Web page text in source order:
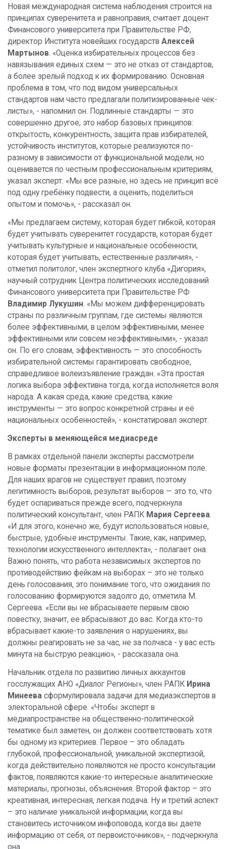
Новая международная система наблюдения строится на
принципах суверенитета и равноправия, считает доцент
Финансового университета при Правительстве РФ,
директор Института новейших государств Алексей
Мартынов. «Оценка избирательных процессов без
навязывания единых схем — это не отказ от стандартов,
а более зрелый подход к их формированию. Основная
проблема в том, что под видом универсальных
стандартов нам часто предлагали политизированные чек-
листы», - напомнил он. Подлинные стандарты — это
совершенно другое, это набор базовых принципов:
открытость, конкурентность, защита прав избирателей,
устойчивость институтов, которые реализуются по-
разному в зависимости от функциональной модели, но
оценивается по честным профессиональным критериям,
указал эксперт. «Мы все разные, но здесь не принцип всё
под одну гребёнку подвести, а оценить, поделиться
опытом и помочь», - рассказал он.
«Мы предлагаем систему, которая будет гибкой, которая
будет учитывать суверенитет государств, которая будет
учитывать культурные и национальные особенности,
которая будет учитывать, естественные различия», -
отметил политолог, член экспертного клуба «Дигория»,
научный сотрудник Центра политических исследований
Финансового университета при Правительстве РФ
Владимир Лукушин. «Мы можем дифференцировать
страны по различным группам, где системы являются
более эффективными, в целом эффективными, менее
эффективными или совсем неэффективными», - указал
он. По его словам, эффективность — это способность
избирательной системы гарантировать свободное,
справедливое волеизъявление граждан. «Эта простая
логика выбора эффективна тогда, когда исполняется воля
народа. А какая среда, какие средства, какие
инструменты — это вопрос конкретной страны и её
национальных особенностей», - констатировал эксперт.
Эксперты в меняющейся медиасреде
В рамках отдельной панели эксперты рассмотрели
новые форматы презентации в информационном поле.
Для наших врагов не существует правил, поэтому
легитимность выборов, результат выборов — это то, что
будет оспариваться прежде всего, подчеркнула
политический консультант, член РАПК Мария Сергеева.
«И для этого, конечно же, будут использоваться новые,
быстрые, удобные инструменты. Такие, как, например,
технологии искусственного интеллекта», - полагает она.
Важно понять, что работа независимых экспертов по
противодействию фейкам на выборах – это не только
день голосования, это понимание того, что ожидания по
голосованию формируются задолго до, отметила М.
Сергеева. «Если вы не вбрасываете первым свою
повестку, значит, ее вбрасывают до вас. Когда кто-то
вбрасывает какие-то заявления о нарушениях, вы
должны реагировать не за час, не за полчаса - у вас есть
минута на быструю реакцию», - рассказала она.
Начальник отдела по развитию личных аккаунтов
госслужащих АНО «Диалог Регионы», член РАПК Ирина
Минеева сформулировала задачи для медиаэкспертов в
электоральной сфере. «Чтобы эксперт в
медиапространстве на общественно-политической
тематике был заметен, он должен соответствовать хотя
бы одному из критериев. Первое – это обладать
глубокой, профессиональной, уникальной экспертизой,
когда действительно появляются не просто консультации
фактов, появляются какие-то интересные аналитические
материалы, прогнозы, объяснения. Второй фактор – это
креативная, интересная, легкая подача. Ну и третий аспект
– это наличие уникальной информации, когда вы
становитесь источником инфоповода, когда вы даете
информацию от себя, от первоисточников», - подчеркнула
она.